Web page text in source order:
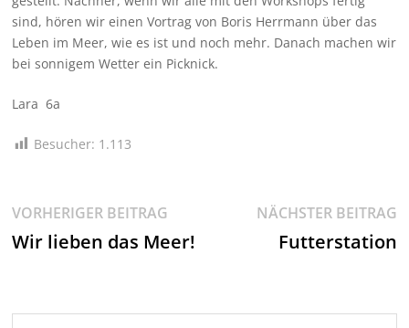
sind, hören wir einen Vortrag von Boris Herrmann über das
Leben im Meer, wie es ist und noch mehr. Danach machen wir
bei sonnigem Wetter ein Picknick.
Lara 6a
Besucher: 1.113
Beitragsnavigation
VORHERIGER BEITRAGVorheriger
Beitrag:
Wir lieben das Meer!
NÄCHSTER BEITRAG
Futterstation